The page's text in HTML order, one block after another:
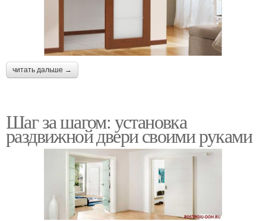
читать дальше →
Шаг за шагом: установка
раздвижной двери своими руками